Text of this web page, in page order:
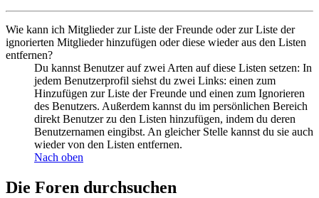
Wie kann ich Mitglieder zur Liste der Freunde oder zur Liste der
ignorierten Mitglieder hinzufügen oder diese wieder aus den Listen
entfernen?
Du kannst Benutzer auf zwei Arten auf diese Listen setzen: In
jedem Benutzerprofil siehst du zwei Links: einen zum
Hinzufügen zur Liste der Freunde und einen zum Ignorieren
des Benutzers. Außerdem kannst du im persönlichen Bereich
direkt Benutzer zu den Listen hinzufügen, indem du deren
Benutzernamen eingibst. An gleicher Stelle kannst du sie auch
wieder von den Listen entfernen.
Nach oben
Die Foren durchsuchen